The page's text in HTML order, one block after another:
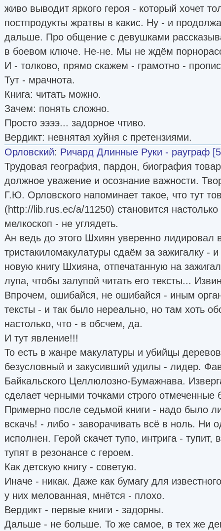
живо выводит яркого героя - который хочет
постпродукты жратвы в какис. Ну - и
дальше. Про общение с девушками
в боевом ключе. Не-не. Мы не ждём
И - толково, прямо скажем - грамотно -
Тут - мрачнота.
Книга: читать можно.
Зачем: понять сложно.
Просто ээээ... задорное чтиво.
Вердикт: невнятая хуйня с претензиями.
Орловский: Ричард Длинные Руки - рауграф
Трудовая география, пардон, биография
должное уважение и осознание важности.
Г.Ю. Орловского напоминает такое, что тут
(http://lib.rus.ec/a/11250) становится
мелкоскоп - не углядеть.
Ан ведь до этого Шхиян уверенно лидировал
тристакиломакулатуры сдаём за зажигалку -
новую книгу Шхияна, отпечатанную на
лупа, чтобы залупой читать его тексты...
Впрочем, ошибайся, не ошибайся - иным
тексты - и так было нереально, но там хоть
настолько, что - в обсчем, да.
И тут явление!!!
То есть в жанре макулатуры и убийцы
безусловный и закусивший удилы - лидер.
Байкальского Целлюлозно-Бумажнава.
сделает черными точками строго отмеченные
Примерно после седьмой книги - надо было
вскачь! - либо - заворачивать всё в ноль. Ни
исполнен. Герой скачет тупо, интрига -
тупят в резонансе с героем.
Как детскую книгу - советую.
Иначе - никак. Даже как бумагу для
у них мелованная, мнётся - плохо.
Вердикт - первые книги - задорны.
Дальше - не больше. То же самое, в тех же